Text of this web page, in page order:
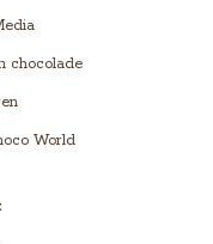
chocolade
World